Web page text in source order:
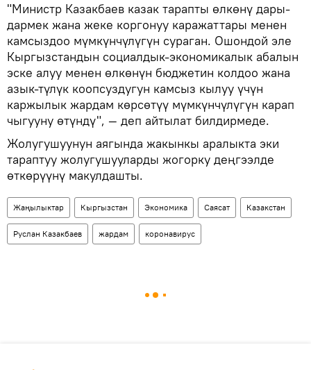
"Министр Казакбаев казак тарапты өлкөнү дары-
дармек жана жеке коргонуу каражаттары менен
камсыздоо мүмкүнчүлүгүн сураган. Ошондой эле
Кыргызстандын социалдык-экономикалык абалын
эске алуу менен өлкөнүн бюджетин колдоо жана
азык-түлүк коопсуздугун камсыз кылуу үчүн
каржылык жардам көрсөтүү мүмкүнчүлүгүн карап
чыгууну өтүндү", — деп айтылат билдирмеде.
Жолугушуунун аягында жакынкы аралыкта эки
тараптуу жолугушууларды жогорку деңгээлде
өткөрүүнү макулдашты.
Жаңылыктар Кыргызстан Экономика Саясат Казакстан
Руслан Казакбаев жардам коронавирус